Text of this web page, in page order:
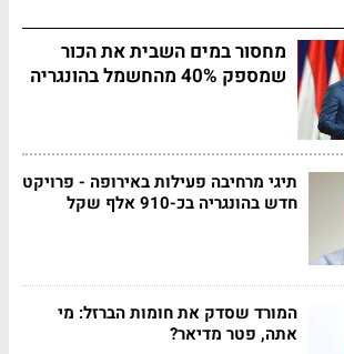
מחסור במים השבית את הכור
שמספק 40% מהחשמל בהונגריה
תיגי מרחיבה פעילות באירופה - פרויקט
חדש בהונגריה בכ-910 אלף שקל
המורד שסדק את חומות הברזל: מי
אתה, פטר מדיאר?